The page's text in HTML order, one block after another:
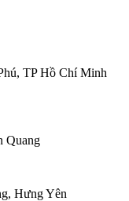
TP Hồ Chí Minh
Quang
Hưng Yên